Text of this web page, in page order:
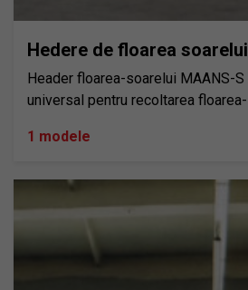
Hedere de floarea soarelui
Header floarea-soarelui MAANS-
universal pentru recoltarea
1 modele